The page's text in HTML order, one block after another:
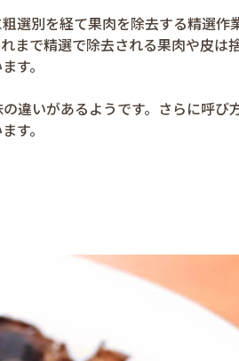
選別を経て果肉を除去する精選作
まで精選で除去される果肉や皮は
す。
違いがあるようです。さらに呼び
す。